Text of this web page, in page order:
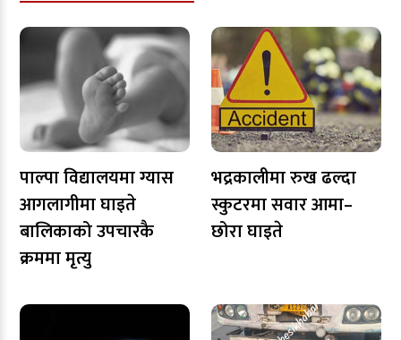
पाल्पा विद्यालयमा ग्यास
आगलागीमा घाइते
बालिकाको उपचारकै
क्रममा मृत्यु
भद्रकालीमा रुख ढल्दा
स्कुटरमा सवार आमा–
छोरा घाइते